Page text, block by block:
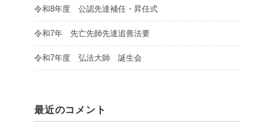
令和8年度 公認先達補任・昇任式
令和7年 先亡先師先達追善法要
令和7年度 弘法大師 誕生会
最近のコメント